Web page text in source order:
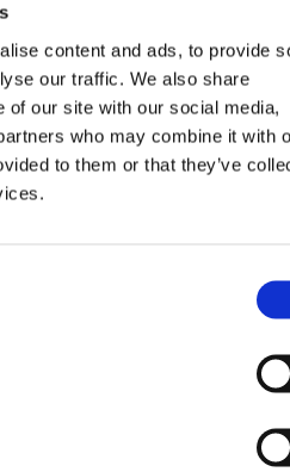
content and ads, to provide
our traffic. We also share
of our site with our social media,
who may combine it with
to them or that they’ve
i lody ze śmietanką w
Składniki: MLEKO
koncentrat serwatki (z
PSZENNA, tłuszcz
koncentrat soku z
emulgatory (mono- i
mączka chleba
skrobia pszenna,